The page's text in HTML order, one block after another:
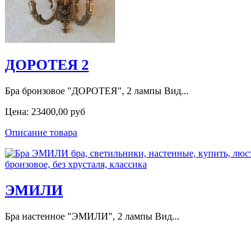
ДОРОТЕЯ 2
Бра бронзовое "ДОРОТЕЯ", 2 лампы Вид...
Цена: 23400,00 руб
Описание товара
ЭМИЛИ
Бра настенное "ЭМИЛИ", 2 лампы Вид...